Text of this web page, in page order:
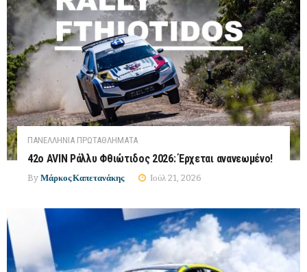
ΠΑΝΕΛΛΉΝΙΑ ΠΡΩΤΑΘΛΉΜΑΤΑ
42ο AVIN Ράλλυ Φθιώτιδος 2026: Έρχεται ανανεωμένο!
By Μάρκος Καπετανάκης Ιούλ 21, 2026